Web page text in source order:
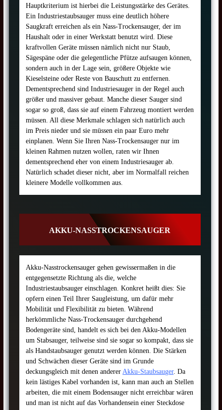
Hauptkriterium ist hierbei die Leistungsstärke des Gerätes.
Ein Industriestaubsauger muss eine deutlich höhere
Saugkraft erreichen als ein Nass-Trockensauger, der im
Haushalt oder in einer Werkstatt benutzt wird. Diese
kraftvollen Geräte müssen nämlich nicht nur Staub,
Sägespäne oder die gelegentliche Pfütze aufsaugen können,
sondern auch in der Lage sein, größere Objekte wie
Kieselsteine oder Reste von Bauschutt zu entfernen.
Dementsprechend sind Industriesauger in der Regel auch
größer und massiver gebaut. Manche dieser Sauger sind
sogar so groß, dass sie auf einem Fahrzeug montiert werden
müssen. All diese Merkmale schlagen sich natürlich auch
im Preis nieder und sie müssen ein paar Euro mehr
einplanen. Wenn Sie Ihren Nass-Trockensauger nur im
kleinen Rahmen nutzen wollen, raten wir Ihnen
dementsprechend eher von einem Industriesauger ab.
Natürlich schadet dieser nicht, aber im Normalfall reichen
kleinere Modelle vollkommen aus.
AKKU-NASSTROCKENSAUGER
Akku-Nasstrockensauger gehen gewissermaßen in die
entgegensetzte Richtung als die, welche
Industriestaubsauger einschlagen. Konkret heißt dies: Sie
opfern einen Teil Ihrer Saugleistung, um dafür mehr
Mobilität und Flexibilität zu bieten. Während
herkömmliche Nass-Trockensauger durchgehend
Bodengeräte sind, handelt es sich bei den Akku-Modellen
um Stabsauger, teilweise sind sie sogar so kompakt, dass sie
als Handstaubsauger genutzt werden können. Die Stärken
und Schwächen dieser Geräte sind im Grunde
deckungsgleich mit denen anderer Akku-Staubsauger. Da
kein lästiges Kabel vorhanden ist, kann man auch an Stellen
arbeiten, die mit einem Bodensauger nicht erreichbar wären
und man ist nicht auf das Vorhandensein einer Steckdose